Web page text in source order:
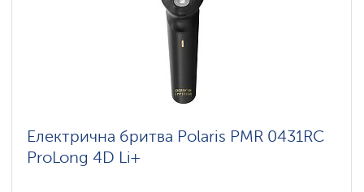
Електрична бритва Polaris PMR 0431RC
ProLong 4D Li+